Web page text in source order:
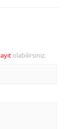
olabilirsiniz.